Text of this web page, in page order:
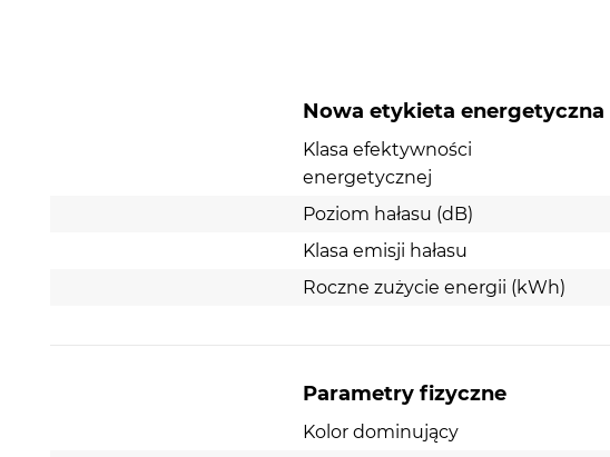
Nowa etykieta energetyczna
Klasa efektywności
energetycznej
Poziom hałasu (dB)
Klasa emisji hałasu
Roczne zużycie energii (kWh)
Parametry fizyczne
Kolor dominujący